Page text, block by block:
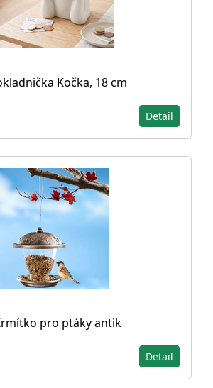
Kočka, 18 cm
Detail
pro ptáky antik
Detail